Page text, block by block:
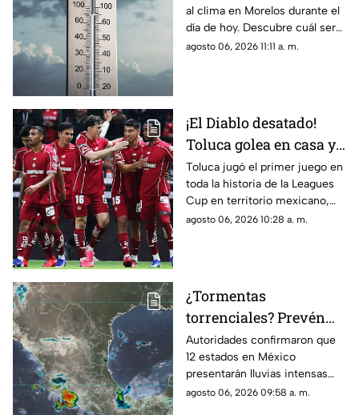
disminución en su
temperatura máxima
HOY
al clima en Morelos durante el
día de hoy. Descubre cuál será
la temperatura máxima hoy
agosto 06, 2026 11:11 a. m.
¡El Diablo desatado!
Toluca golea en casa y
Chivas pierde en
penales en la Jornada 1
de la Leagues Cup 2026
Toluca jugó el primer juego en
toda la historia de la Leagues
Cup en territorio mexicano,
donde ganó contra Seattle
agosto 06, 2026 10:28 a. m.
¿Tormentas
torrenciales? Prevén
lluvias intensas en 12
estados de México HOY;
Morelos se encuentra
en la lista
Autoridades confirmaron que
12 estados en México
presentarán lluvias intensas
hoy jueves 6 de agosto de
agosto 06, 2026 09:58 a. m.